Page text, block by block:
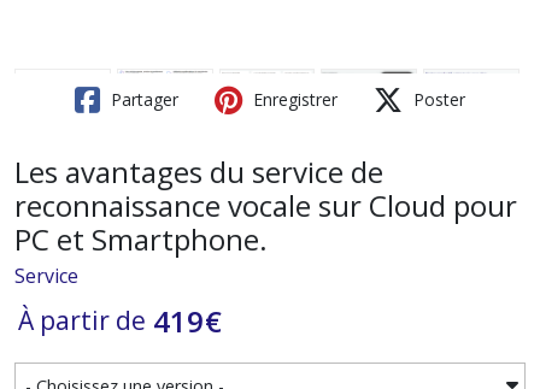
Partager Enregistrer Poster
Les avantages du service de
reconnaissance vocale sur Cloud pour
PC et Smartphone.
Service
À partir de 419€